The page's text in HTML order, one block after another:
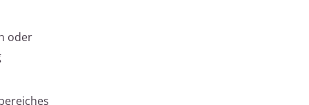
oder